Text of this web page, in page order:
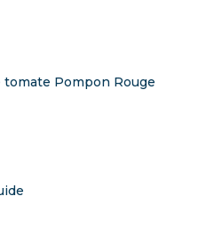
tomate Pompon Rouge